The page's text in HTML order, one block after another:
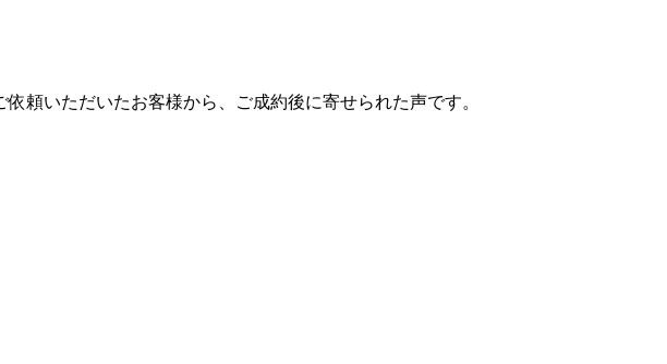
いただいたお客様から、ご成約後に寄せられた声です。